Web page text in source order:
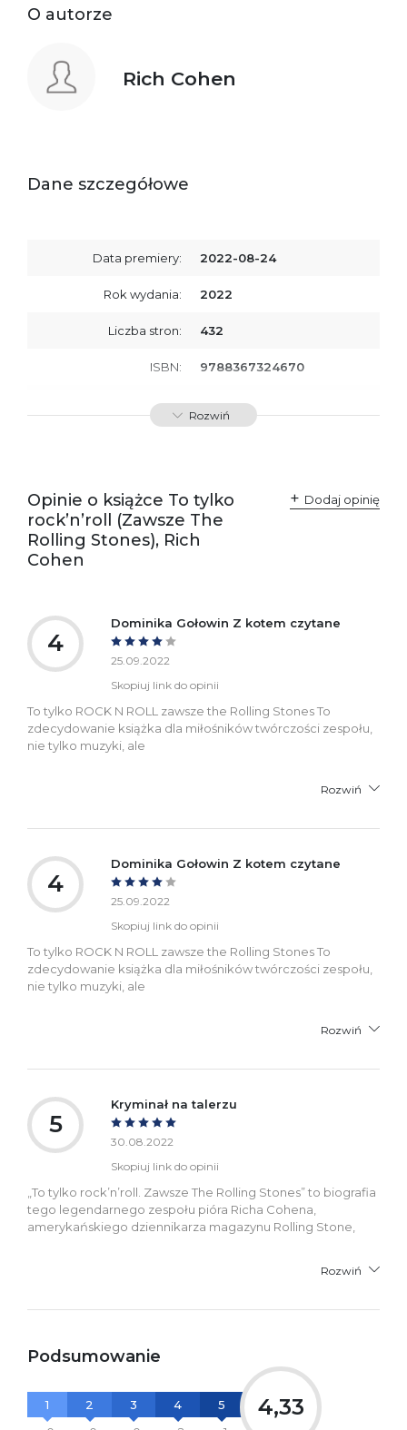
O autorze
Rich Cohen
Dane szczegółowe
Data premiery: 2022-08-24
Rok wydania: 2022
Liczba stron: 432
ISBN: 9788367324670
SKU: E800228
Polska
kontakt@wydajenamsie.pl
+48 61 623 38 38
Ostrzeżenia oraz
Rozwiń
Opinie o książce To tylko
rock’n’roll (Zawsze The
Rolling Stones), Rich
Cohen
Dodaj opinię
4
Dominika Gołowin Z kotem czytane
25.09.2022
Skopiuj link do opinii
To tylko ROCK N ROLL zawsze the Rolling Stones To
zdecydowanie książka dla miłośników twórczości zespołu,
nie tylko muzyki, ale
Rozwiń
4
Dominika Gołowin Z kotem czytane
25.09.2022
Skopiuj link do opinii
To tylko ROCK N ROLL zawsze the Rolling Stones To
zdecydowanie książka dla miłośników twórczości zespołu,
nie tylko muzyki, ale
Rozwiń
5
Kryminał na talerzu
30.08.2022
Skopiuj link do opinii
„To tylko rock’n’roll. Zawsze The Rolling Stones” to biografia
tego legendarnego zespołu pióra Richa Cohena,
amerykańskiego dziennikarza magazynu Rolling Stone,
Rozwiń
Podsumowanie
1
2
3
4
5
4,33